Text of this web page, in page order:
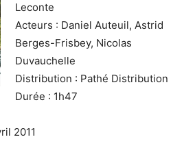
Leconte
Acteurs : Daniel Auteuil, Astrid
Berges-Frisbey, Nicolas
Duvauchelle
Distribution : Pathé Distribution
Durée : 1h47
2011